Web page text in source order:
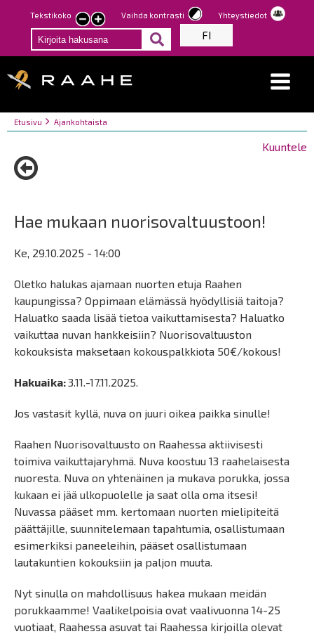
Hyppää
pääsisältöön
Tekstikoko
Pienennä
tekstin
kokoa
Suurenna
tekstin
kokoa
Vaihda kontrasti Yhteystiedot
FI
Breadcrumbs
You
here:
Etusivu Ajankohtaista
Kuuntele
Hae mukaan nuorisovaltuustoon!
Ke, 29.10.2025 - 14:00
Oletko halukas ajamaan nuorten etuja Raahen
kaupungissa? Oppimaan elämässä hyödyllisiä taitoja?
Haluatko saada lisää tietoa vaikuttamisesta? Haluatko
vaikuttaa nuvan hankkeisiin? Nuorisovaltuuston
kokouksista maksetaan kokouspalkkiota 50€/kokous!
Hakuaika:3.11.-17.11.2025.
Jos vastasit kyllä, nuva on juuri oikea paikka sinulle!
Raahen Nuorisovaltuusto on Raahessa aktiivisesti
toimiva vaikuttajaryhmä. Nuva koostuu 13 raahelaisesta
nuoresta. Nuva on yhtenäinen ja mukava porukka, jossa
kukaan ei jää ulkopuolelle ja saat olla oma itsesi!
Nuvassa pääset mm. kertomaan nuorten mielipiteitä
päättäjille, suunnitelemaan tapahtumia, osallistumaan
esimerkiksi paneeleihin, pääset osallistumaan
lautakuntien kokouksiin ja paljon muuta.
Nyt sinulla on mahdollisuus hakea mukaan meidän
porukkaamme! Vaalikelpoisia ovat vaalivuonna 14-25
vuotiaat, Raahessa asuvat tai Raahessa kirjoilla olevat